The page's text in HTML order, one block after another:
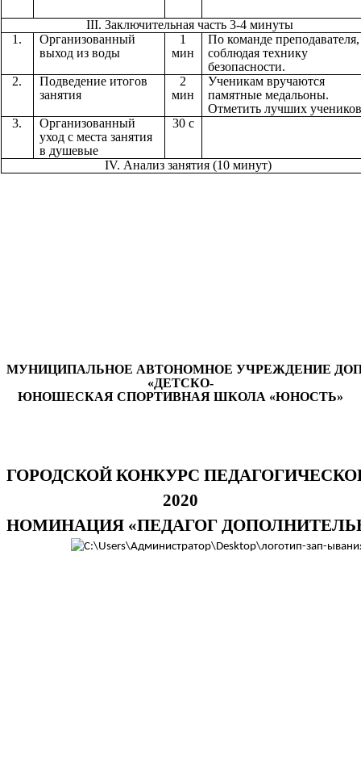
III. Заключительная часть 3-4 минуты
1.
Организованный
выход из воды
1
мин
По команде преподавателя,
соблюдая технику
безопасности.
2.
Подведение итогов
занятия
2
мин
Ученикам вручаются
памятные медальоны.
Отметить лучших
3.
Организованный
уход с места занятия
в душевые
30 с
IV. Анализ занятия (10 минут)
МУНИЦИПАЛЬНОЕ АВТОНОМНОЕ УЧРЕЖДЕНИЕ
«ДЕТСКО-
ЮНОШЕСКАЯ СПОРТИВНАЯ ШКОЛА «ЮНОСТЬ»
ГОРОДСКОЙ КОНКУРС
2020
НОМИНАЦИЯ «ПЕДАГОГ